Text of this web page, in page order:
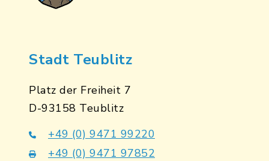
Stadt Teublitz
Platz der Freiheit 7
D-93158 Teublitz
+49 (0) 9471 99220
+49 (0) 9471 97852